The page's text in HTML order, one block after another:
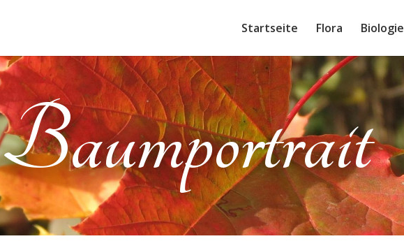
Startseite Flora Biologie
Baumportrait